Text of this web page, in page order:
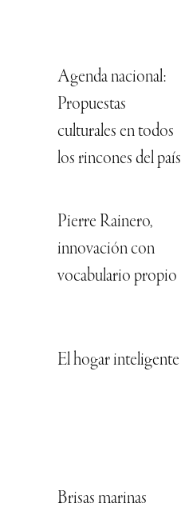
Agenda nacional:
Propuestas
culturales en todos
los rincones del país
Pierre Rainero,
innovación con
vocabulario propio
El hogar inteligente
Brisas marinas